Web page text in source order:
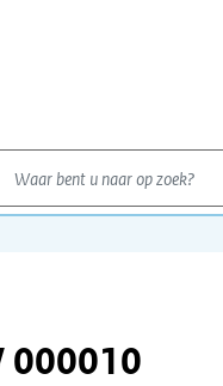
bent u naar op
000010